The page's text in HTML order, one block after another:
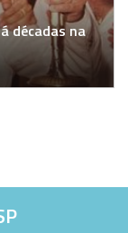
décadas na